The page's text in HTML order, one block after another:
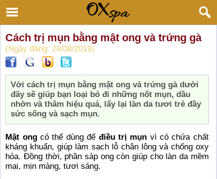
Cách trị mụn bằng mật ong và trứng gà
(Ngày đăng: 24/08/2019)
Với cách trị mụn bằng mật ong và trứng gà dưới
đây sẽ giúp bạn loại bỏ đi những nốt mụn, dầu
nhờn và thâm hiệu quả, lấy lại làn da tươi trẻ đầy
sức sống và sạch mụn.
Mật ongcó thể dùng để điều trị mụn vì có chứa chất
kháng khuẩn, giúp làm sạch lỗ chân lông và chống oxy
hóa. Đồng thời, phần sáp ong còn giúp cho làn da mềm
mại, mịn màng, tươi sáng.